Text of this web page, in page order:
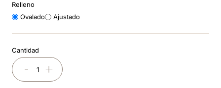
10.kep cromo
Relleno
Ovalado
Ajustado
Cantidad
＋
－